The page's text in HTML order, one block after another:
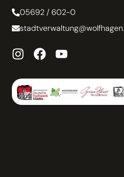
05692 / 602-0